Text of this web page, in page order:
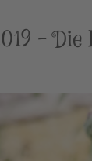
–